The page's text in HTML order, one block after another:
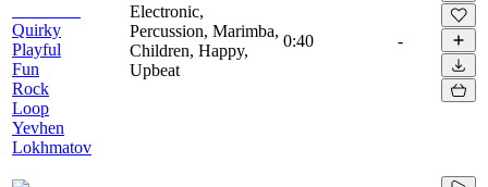
Quirky
Playful
Fun
Rock
Loop
Yevhen
Lokhmatov
Electronic,
Percussion, Marimba,
Children, Happy,
Upbeat
0:40 -